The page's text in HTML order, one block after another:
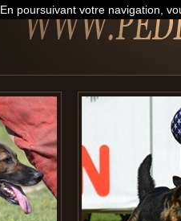
En poursuivant votre navigation,